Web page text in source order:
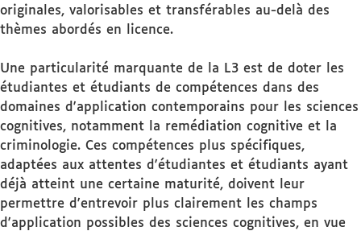
originales, valorisables et transférables au-delà des
thèmes abordés en licence.
Une particularité marquante de la L3 est de doter les
étudiantes et étudiants de compétences dans des
domaines d'application contemporains pour les sciences
cognitives, notamment la remédiation cognitive et la
criminologie. Ces compétences plus spécifiques,
adaptées aux attentes d'étudiantes et étudiants ayant
déjà atteint une certaine maturité, doivent leur
permettre d'entrevoir plus clairement les champs
d'application possibles des sciences cognitives, en vue